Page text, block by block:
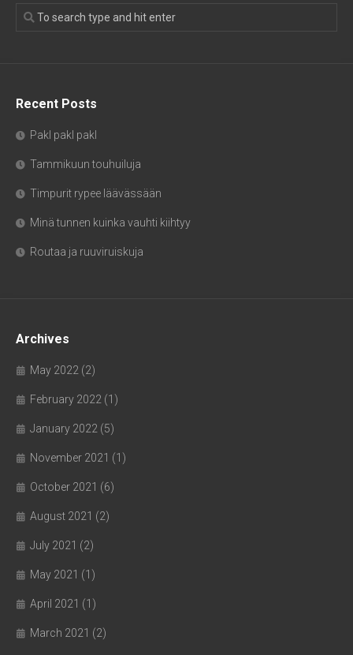
Recent Posts
Pakl pakl pakl
Tammikuun touhuiluja
Timpurit rypee läävässään
Minä tunnen kuinka vauhti kiihtyy
Routaa ja ruuviruiskuja
Archives
May 2022 (2)
February 2022 (1)
January 2022 (5)
November 2021 (1)
October 2021 (6)
August 2021 (2)
July 2021 (2)
May 2021 (1)
April 2021 (1)
March 2021 (2)